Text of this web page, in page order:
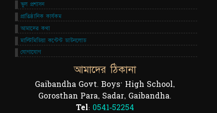
আমাদের ঠিকানা
Gaibandha Govt. Boys' High School,
Gorosthan Para, Sadar, Gaibandha.
Tel: 0541-52254
স্কুল প্রশাসন
প্রাতিষ্ঠানিক কার্যকম
আমাদের কথা
মাল্টিমিডিয়া কন্টেন্ট ডাউনলোড
যোগাযোগ